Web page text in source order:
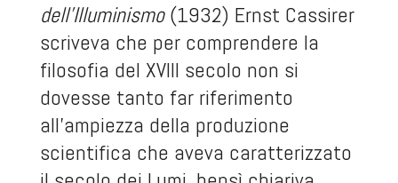
dell’Illuminismo(1932) Ernst Cassirer
scriveva che per comprendere la
filosofia del XVIII secolo non si
dovesse tanto far riferimento
all’ampiezza della produzione
scientifica che aveva caratterizzato